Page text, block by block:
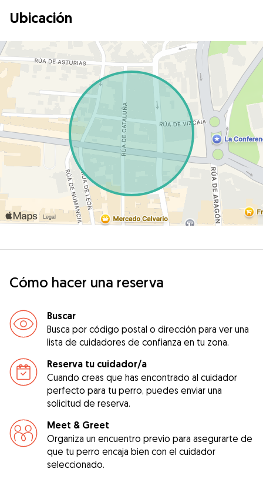
Ubicación
Cómo hacer una reserva
Buscar
Busca por código postal o dirección para ver una
lista de cuidadores de confianza en tu zona.
Reserva tu cuidador/a
Cuando creas que has encontrado al cuidador
perfecto para tu perro, puedes enviar una
solicitud de reserva.
Meet & Greet
Organiza un encuentro previo para asegurarte de
que tu perro encaja bien con el cuidador
seleccionado.